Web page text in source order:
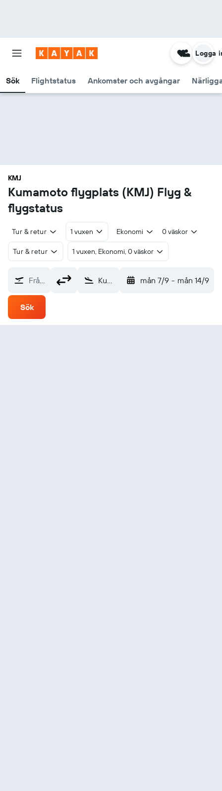
Sök Flightstatus Ankomster och avgångar
Logga
KMJ
Kumamoto flygplats (KMJ) Flyg &
flygstatus
Tur & retur 1 vuxen Ekonomi 0 väskor
Tur & retur 1 vuxen, Ekonomi, 0 väskor
Från? Kumamoto (KMJ) mån 7/9 - mån 14/9
Sök